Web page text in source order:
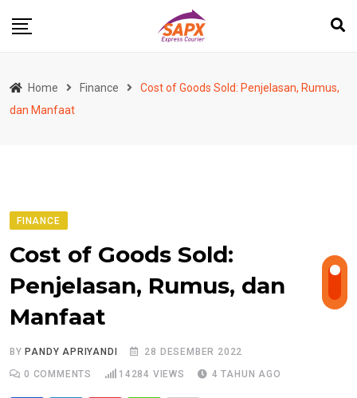
Home Finance
Cost of Goods Sold: Penjelasan, Rumus,
dan Manfaat
FINANCE
Cost of Goods Sold:
Penjelasan, Rumus, dan
Manfaat
BY PANDY APRIYANDI
28 DESEMBER 2022
0 COMMENTS 14284 VIEWS 4 TAHUN AGO